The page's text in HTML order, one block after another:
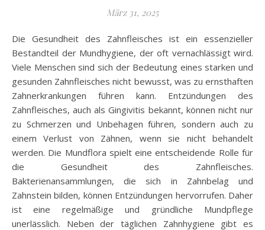
März 31, 2025
Die Gesundheit des Zahnfleisches ist ein essenzieller
Bestandteil der Mundhygiene, der oft vernachlässigt wird.
Viele Menschen sind sich der Bedeutung eines starken und
gesunden Zahnfleisches nicht bewusst, was zu ernsthaften
Zahnerkrankungen führen kann. Entzündungen des
Zahnfleisches, auch als Gingivitis bekannt, können nicht nur
zu Schmerzen und Unbehagen führen, sondern auch zu
einem Verlust von Zähnen, wenn sie nicht behandelt
werden. Die Mundflora spielt eine entscheidende Rolle für
die Gesundheit des Zahnfleisches.
Bakterienansammlungen, die sich in Zahnbelag und
Zahnstein bilden, können Entzündungen hervorrufen. Daher
ist eine regelmäßige und gründliche Mundpflege
unerlässlich. Neben der täglichen Zahnhygiene gibt es